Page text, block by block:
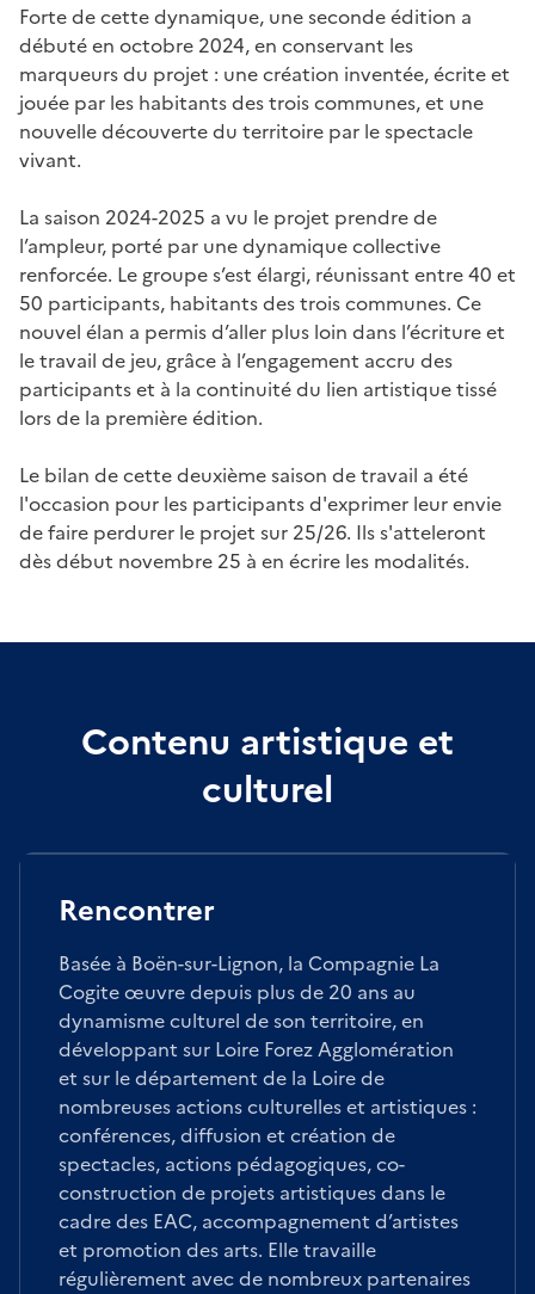
Forte de cette dynamique, une seconde édition a
débuté en octobre 2024, en conservant les
marqueurs du projet : une création inventée, écrite et
jouée par les habitants des trois communes, et une
nouvelle découverte du territoire par le spectacle
vivant.
La saison 2024-2025 a vu le projet prendre de
l’ampleur, porté par une dynamique collective
renforcée. Le groupe s’est élargi, réunissant entre 40 et
50 participants, habitants des trois communes. Ce
nouvel élan a permis d’aller plus loin dans l’écriture et
le travail de jeu, grâce à l’engagement accru des
participants et à la continuité du lien artistique tissé
lors de la première édition.
Le bilan de cette deuxième saison de travail a été
l'occasion pour les participants d'exprimer leur envie
de faire perdurer le projet sur 25/26. Ils s'atteleront
dès début novembre 25 à en écrire les modalités.
Contenu artistique et
culturel
Rencontrer
Basée à Boën-sur-Lignon, la Compagnie La
Cogite œuvre depuis plus de 20 ans au
dynamisme culturel de son territoire, en
développant sur Loire Forez Agglomération
et sur le département de la Loire de
nombreuses actions culturelles et artistiques :
conférences, diffusion et création de
spectacles, actions pédagogiques, co-
construction de projets artistiques dans le
cadre des EAC, accompagnement d’artistes
et promotion des arts. Elle travaille
régulièrement avec de nombreux partenaires